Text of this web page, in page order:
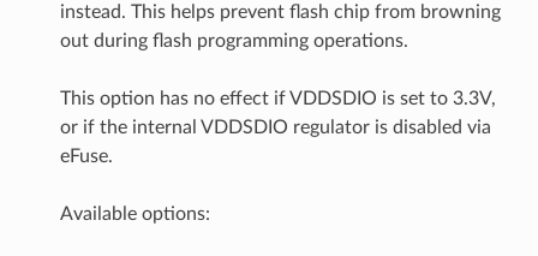
instead. This helps prevent flash chip from browning
out during flash programming operations.
This option has no effect if VDDSDIO is set to 3.3V,
or if the internal VDDSDIO regulator is disabled via
eFuse.
Available options: